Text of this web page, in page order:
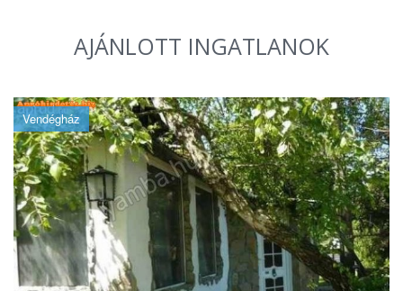
AJÁNLOTT INGATLANOK
Vendégház